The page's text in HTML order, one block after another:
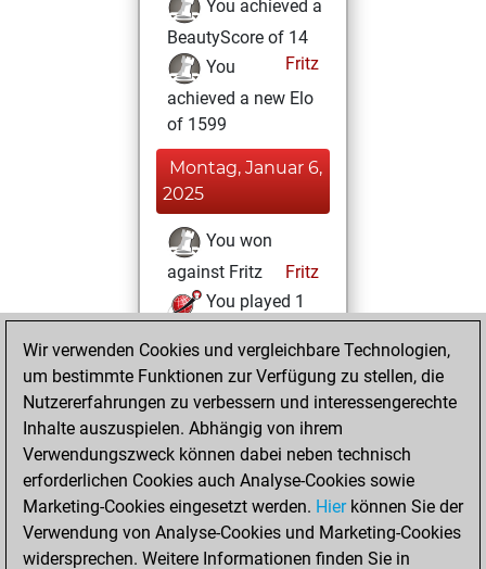
You achieved a
BeautyScore of 14
Fritz
You
achieved a new Elo
of 1599
Montag, Januar 6,
2025
You won
against Fritz
Fritz
You played 1
You scored +0
=0 -1 in bullet
Mittwoch,
Oktober 9, 2024
You created
your Fritz account
Wir verwenden Cookies und vergleichbare Technologien,
um bestimmte Funktionen zur Verfügung zu stellen, die
Nutzererfahrungen zu verbessern und interessengerechte
Inhalte auszuspielen. Abhängig von ihrem
Verwendungszweck können dabei neben technisch
erforderlichen Cookies auch Analyse-Cookies sowie
Marketing-Cookies eingesetzt werden. Hierkönnen Sie der
Verwendung von Analyse-Cookies und Marketing-Cookies
widersprechen. Weitere Informationen finden Sie in